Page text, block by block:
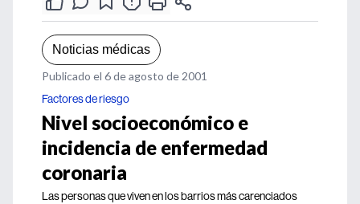
Noticias médicas
Publicado el 6 de agosto de 2001
Factores de riesgo
Nivel socioeconómico e
incidencia de enfermedad
coronaria
Las personas que viven en los barrios más carenciados